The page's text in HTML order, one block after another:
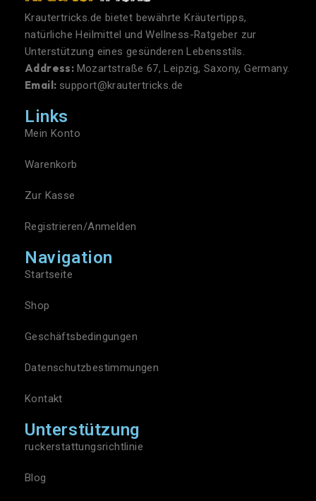
Krautertricks.de bietet bewährte Kräutertipps,
natürliche Heilmittel und Wellness-Ratgeber zur
Unterstützung eines gesünderen Lebensstils.
Address: Mozartstraße 67, Leipzig, Saxony, Germany.
Email: support@krautertricks.de
Links
Mein Konto
Warenkorb
Zur Kasse
Registrieren/Anmelden
Navigation
Startseite
Shop
Geschäftsbedingungen
Datenschutzbestimmungen
Kontakt
Unterstützung
ruckerstattungsrichtlinie
Blog